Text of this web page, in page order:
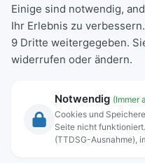
Rechtliche Angaben
Einige sind notwendig,
Ihr Erlebnis zu
9 Dritte weitergegeben.
widerrufen oder ändern.
Notwendig (Immer
Cookies und
Seite nicht
(TTDSG-Ausnahme),